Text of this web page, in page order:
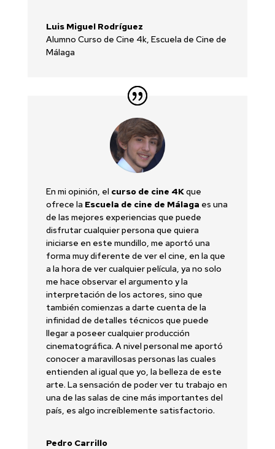
Luis Miguel Rodríguez
Alumno Curso de Cine 4k, Escuela de Cine de
Málaga
En mi opinión, el curso de cine 4Kque
ofrece la Escuela de cine de Málaga es una
de las mejores experiencias que puede
disfrutar cualquier persona que quiera
iniciarse en este mundillo, me aportó una
forma muy diferente de ver el cine, en la que
a la hora de ver cualquier película, ya no solo
me hace observar el argumento y la
interpretación de los actores, sino que
también comienzas a darte cuenta de la
infinidad de detalles técnicos que puede
llegar a poseer cualquier producción
cinematográfica. A nivel personal me aportó
conocer a maravillosas personas las cuales
entienden al igual que yo, la belleza de este
arte. La sensación de poder ver tu trabajo en
una de las salas de cine más importantes del
país, es algo increíblemente satisfactorio.
Pedro Carrillo